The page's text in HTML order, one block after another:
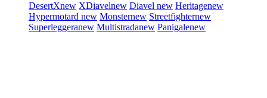
DesertXnew XDiavelnew Diavel new Heritagenew
Hypermotard new Monsternew Streetfighternew
Superleggeranew Multistradanew Panigalenew